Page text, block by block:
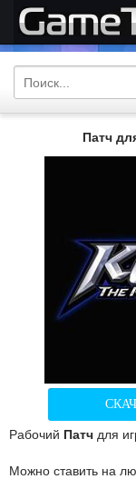
Патч
Рабочий Патч для
Можно ставить на